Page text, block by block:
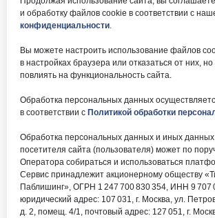
и обработку файлов cookie в соответствии с
конфиденциальности.
Вы можете настроить использование файлов
в настройках браузера или отказаться от них,
повлиять на функциональность сайта.
Обработка персональных данных
в соответствии с Политикой обработки
Обработка персональных данных и иных
посетителя сайта (пользователя) может по
Оператора собираться и использоваться
Сервис принадлежит акционерному обществу
Паблишинг», ОГРН 1 247 700 830 354, ИНН 9 707
юридический адрес: 107 031, г. Москва, ул.
д. 2, помещ. 4/1, почтовый адрес: 127 051, г.